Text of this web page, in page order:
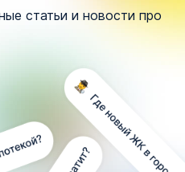
статьи и новости про